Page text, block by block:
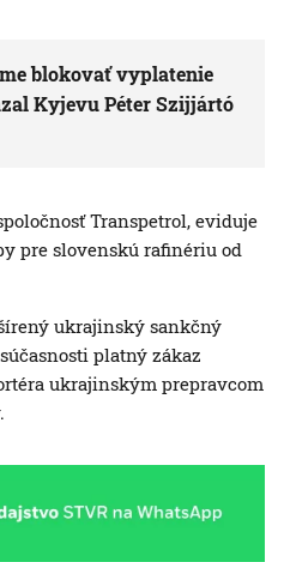
blokovať vyplatenie
Kyjevu Péter Szijjártó
Transpetrol, eviduje
pre slovenskú rafinériu od
ukrajinský sankčný
platný zákaz
ukrajinským prepravcom